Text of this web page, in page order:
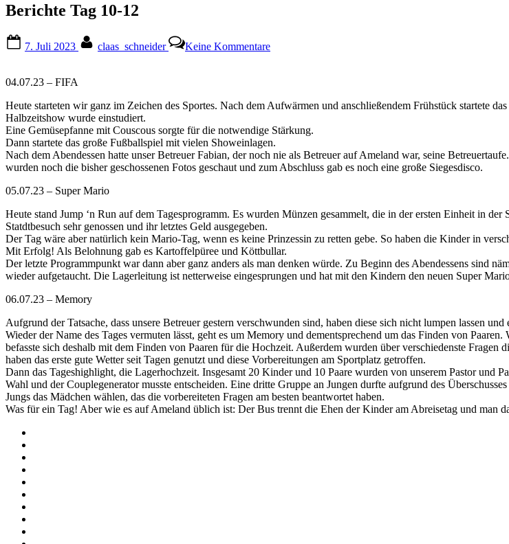
Berichte Tag 10-12
on
7. Juli 2023 claas_schneider Keine KommentareBerichte
04.07.23 – FIFA
Heute starteten wir ganz im Zeichen des Sportes. Nach dem Aufwärmen und anschließendem Frühstück startete
Halbzeitshow wurde einstudiert.
Eine Gemüsepfanne mit Couscous sorgte für die notwendige Stärkung.
Dann startete das große Fußballspiel mit vielen Showeinlagen.
Nach dem Abendessen hatte unser Betreuer Fabian, der noch nie als Betreuer auf Ameland war, seine
wurden noch die bisher geschossenen Fotos geschaut und zum Abschluss gab es noch eine große Siegesdisco.
05.07.23 – Super Mario
Heute stand Jump ‘n Run auf dem Tagesprogramm. Es wurden Münzen gesammelt, die in der ersten Einheit in
Statdtbesuch sehr genossen und ihr letztes Geld ausgegeben.
Der Tag wäre aber natürlich kein Mario-Tag, wenn es keine Prinzessin zu retten gebe. So haben die Kinder in
Mit Erfolg! Als Belohnung gab es Kartoffelpüree und Köttbullar.
Der letzte Programmpunkt war dann aber ganz anders als man denken würde. Zu Beginn des Abendessens sind
wieder aufgetaucht. Die Lagerleitung ist netterweise eingesprungen und hat mit den Kindern den neuen Super
06.07.23 – Memory
Aufgrund der Tatsache, dass unsere Betreuer gestern verschwunden sind, haben diese sich nicht lumpen lassen
Wieder der Name des Tages vermuten lässt, geht es um Memory und dementsprechend um das Finden von
befasste sich deshalb mit dem Finden von Paaren für die Hochzeit. Außerdem wurden über verschiedenste
haben das erste gute Wetter seit Tagen genutzt und diese Vorbereitungen am Sportplatz getroffen.
Dann das Tageshighlight, die Lagerhochzeit. Insgesamt 20 Kinder und 10 Paare wurden von unserem Pastor und
Wahl und der Couplegenerator musste entscheiden. Eine dritte Gruppe an Jungen durfte aufgrund des
Jungs das Mädchen wählen, das die vorbereiteten Fragen am besten beantwortet haben.
Was für ein Tag! Aber wie es auf Ameland üblich ist: Der Bus trennt die Ehen der Kinder am Abreisetag und man